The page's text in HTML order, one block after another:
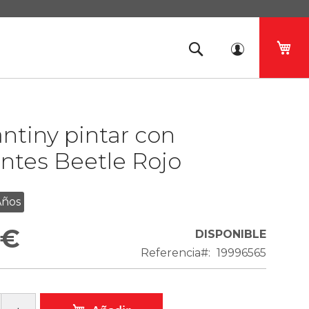
pintar con
Beetle Rojo
DISPONIBLE
Referencia
19996565